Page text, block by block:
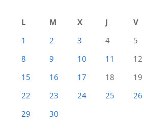
L
M X J V
1
2 3 4 5
8
9 10 11 12
15
16 17 18 19
22
23 24 25 26
29
30